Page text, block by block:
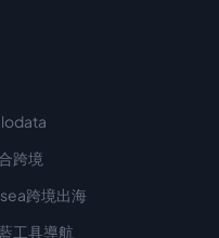
跨境
跨境出海
工具導航